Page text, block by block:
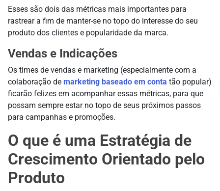
Esses são dois das métricas mais importantes para
rastrear a fim de manter-se no topo do interesse do seu
produto dos clientes e popularidade da marca.
Vendas e Indicações
Os times de vendas e marketing (especialmente com a
colaboração de marketing baseado em conta tão popular)
ficarão felizes em acompanhar essas métricas, para que
possam sempre estar no topo de seus próximos passos
para campanhas e promoções.
O que é uma Estratégia de
Crescimento Orientado pelo
Produto